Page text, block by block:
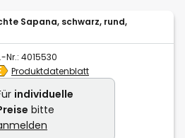
Sapana, schwarz, rund,
Nr.: 4015530
Produktdatenblatt
individuelle
bitte